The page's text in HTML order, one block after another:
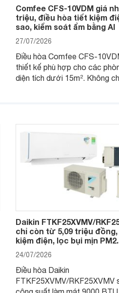
Comfee CFS-10VDM giá
triệu, điều hòa tiết kiệm
sao, kiểm soát ẩm bằng AI
27/07/2026
Điều hòa Comfee CFS-
thiết kế phù hợp cho các
diện tích dưới 15m². Không
mức giá dễ tiếp cận.
Daikin FTKF25XVMV/
chỉ còn từ 5,09 triệu
kiệm điện, lọc bụi mịn
24/07/2026
Điều hòa Daikin
FTKF25XVMV/RKF25XVMV